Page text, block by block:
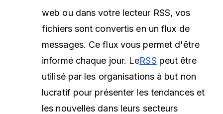
web ou dans votre lecteur RSS, vos
fichiers sont convertis en un flux de
messages. Ce flux vous permet d'être
informé chaque jour. LeRSS peut être
utilisé par les organisations à but non
lucratif pour présenter les tendances et
les nouvelles dans leurs secteurs